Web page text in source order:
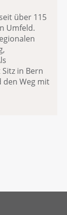
über 115
Umfeld.
in Bern
den Weg mit